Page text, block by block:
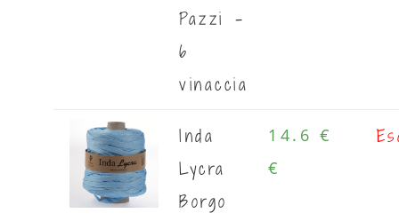
Pazzi -
6
vinaccia
Inda
Lycra
Borgo
14.6 €
€